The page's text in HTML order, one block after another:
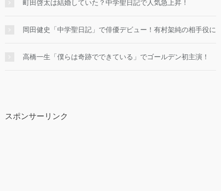
町田啓太は結婚していた？中学聖日記で人気急上昇！
岡田健史「中学聖日記」で俳優デビュー！有村架純の相手役に
高橋一生「僕らは奇跡でできている」でゴールデン初主演！
スポンサーリンク